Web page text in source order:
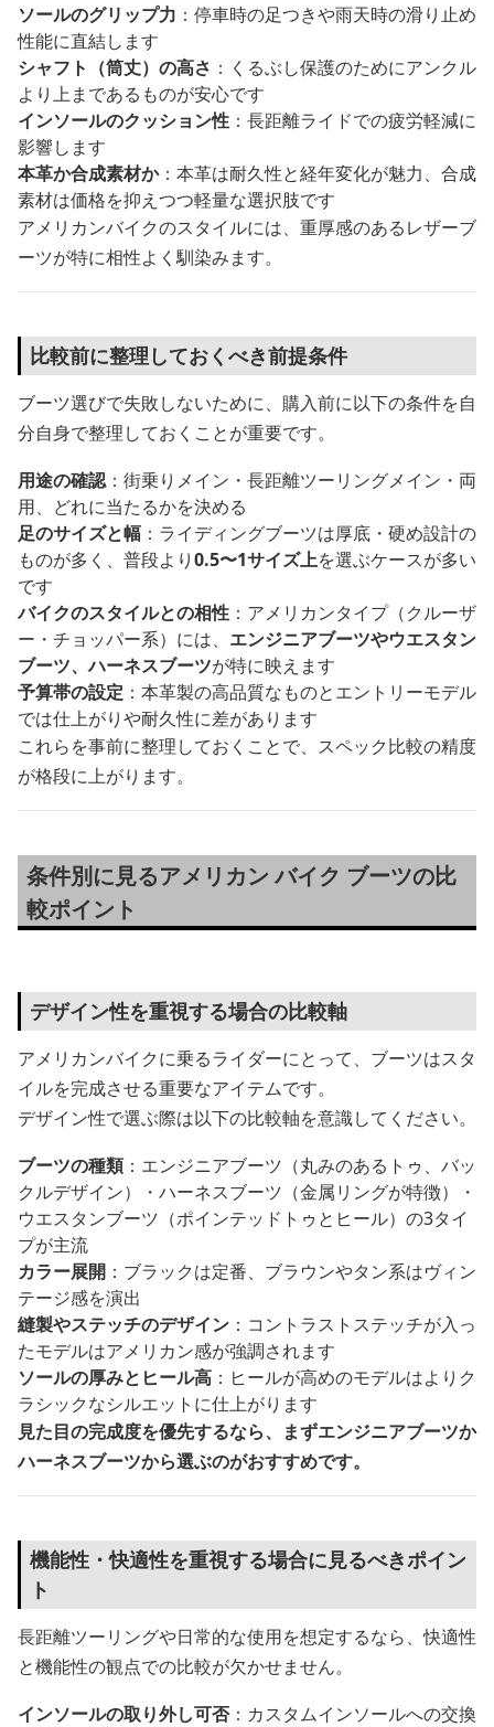
ソールのグリップ力 ：停車時の足つきや雨天時の滑り止め
性能に直結します
シャフト（筒丈）の高さ ：くるぶし保護のためにアンクル
より上まであるものが安心です
インソールのクッション性 ：長距離ライドでの疲労軽減に
影響します
本革か合成素材か：本革は耐久性と経年変化が魅力、合成
素材は価格を抑えつつ軽量な選択肢です
アメリカンバイクのスタイルには、重厚感のあるレザーブ
ーツが特に相性よく馴染みます。
比較前に整理しておくべき前提条件
ブーツ選びで失敗しないために、購入前に以下の条件を自
分自身で整理しておくことが重要です。
用途の確認：街乗りメイン・長距離ツーリングメイン・両
用、どれに当たるかを決める
足のサイズと幅 ：ライディングブーツは厚底・硬め設計の
ものが多く、普段より0.5〜1サイズ上を選ぶケースが多い
です
バイクのスタイルとの相性 ：アメリカンタイプ（クルーザ
ー・チョッパー系）には、 エンジニアブーツやウエスタン
ブーツ、ハーネスブーツが特に映えます
予算帯の設定 ：本革製の高品質なものとエントリーモデル
では仕上がりや耐久性に差があります
これらを事前に整理しておくことで、スペック比較の精度
が格段に上がります。
条件別に見るアメリカン バイク ブーツの比
較ポイント
デザイン性を重視する場合の比較軸
アメリカンバイクに乗るライダーにとって、ブーツはスタ
イルを完成させる重要なアイテムです。
デザイン性で選ぶ際は以下の比較軸を意識してください。
ブーツの種類：エンジニアブーツ（丸みのあるトゥ、バッ
クルデザイン）・ハーネスブーツ（金属リングが特徴）・
ウエスタンブーツ（ポインテッドトゥとヒール）の3タイ
プが主流
カラー展開 ：ブラックは定番、ブラウンやタン系はヴィン
テージ感を演出
縫製やステッチのデザイン ：コントラストステッチが入っ
たモデルはアメリカン感が強調されます
ソールの厚みとヒール高 ：ヒールが高めのモデルはよりク
ラシックなシルエットに仕上がります
見た目の完成度を優先するなら、まずエンジニアブーツか
ハーネスブーツから選ぶのがおすすめです。
機能性・快適性を重視する場合に見るべきポイン
ト
長距離ツーリングや日常的な使用を想定するなら、快適性
と機能性の観点での比較が欠かせません。
インソールの取り外し可否：カスタムインソールへの交換